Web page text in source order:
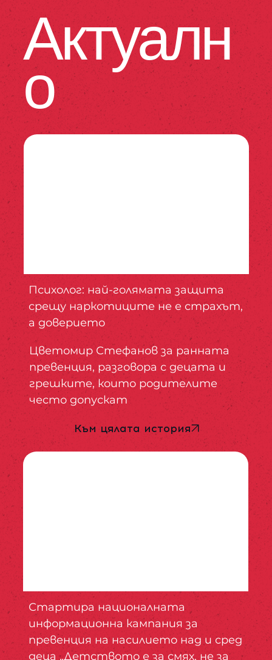
Актуалн
о
Психолог: най-голямата защита
срещу наркотиците не е страхът,
а доверието
Цветомир Стефанов за ранната
превенция, разговора с децата и
грешките, които родителите
често допускат
Към цялата история
Стартира националната
информационна кампания за
превенция на насилието над и сред
деца „Детството е за смях, не за